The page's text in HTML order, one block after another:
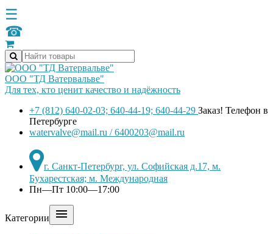
☰
☎
ООО "ТД Ватервальве"
Для тех, кто ценит качество и надёжность
+7 (812) 640-02-03; 640-44-19; 640-44-29 Заказ! Телефон в
Петербурге
watervalve@mail.ru / 6400203@mail.ru
г. Санкт-Петербург, ул. Софийская д.17, м.
Бухарестская; м. Международная
Пн—Пт 10:00—17:00
Категории 